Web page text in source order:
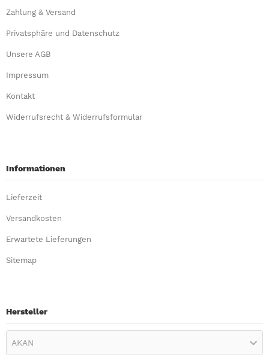
Zahlung & Versand
Privatsphäre und Datenschutz
Unsere AGB
Impressum
Kontakt
Widerrufsrecht & Widerrufsformular
Informationen
Lieferzeit
Versandkosten
Erwartete Lieferungen
Sitemap
Hersteller
AKAN